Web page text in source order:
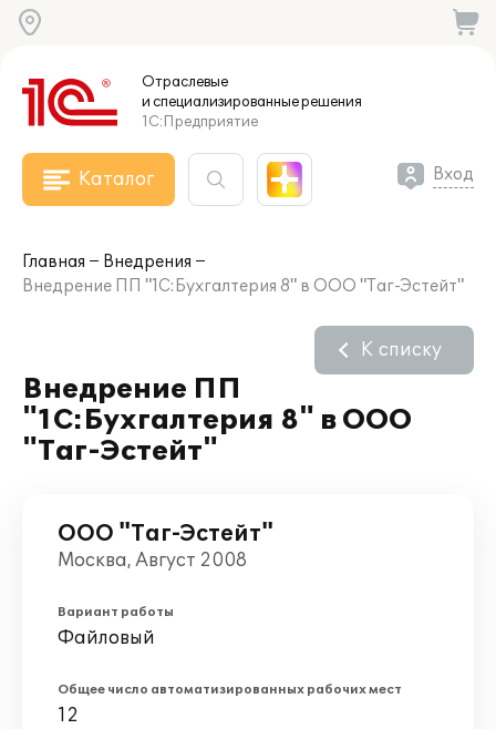
Отраслевые
и специализированныерешения
1С:Предприятие
Каталог Вход
Главная
Внедрения
Внедрение ПП "1С:Бухгалтерия 8" в ООО "Таг-Эстейт"
Внедрение ПП
"1С:Бухгалтерия 8" в ООО
"Таг-Эстейт"
К списку
ООО "Таг-Эстейт"
Москва, Август 2008
Вариант работы
Файловый
Общее число автоматизированных рабочих мест
12